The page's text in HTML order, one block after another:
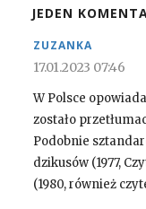
JEDEN
ZUZANKA
17.01.2023 07:46
W Polsce
zostało
Podobnie
dzikusów (1977,
(1980, również